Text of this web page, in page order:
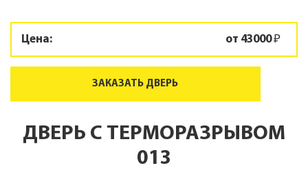
Цена: от 43000 ₽
ЗАКАЗАТЬ ДВЕРЬ
ДВЕРЬ С ТЕРМОРАЗРЫВОМ
013